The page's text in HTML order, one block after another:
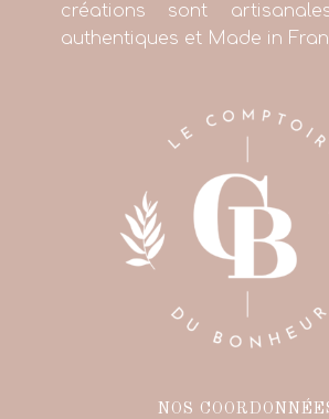
créations sont
authentiques et Made in
NOS